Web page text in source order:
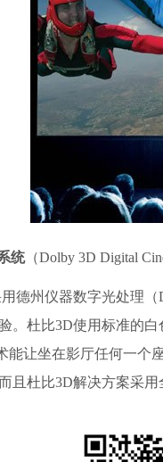
统（Dolby 3D Digital
州仪器数字光处理（
。杜比3D使用标准的
能让坐在影厅任何一个
且杜比3D解决方案采